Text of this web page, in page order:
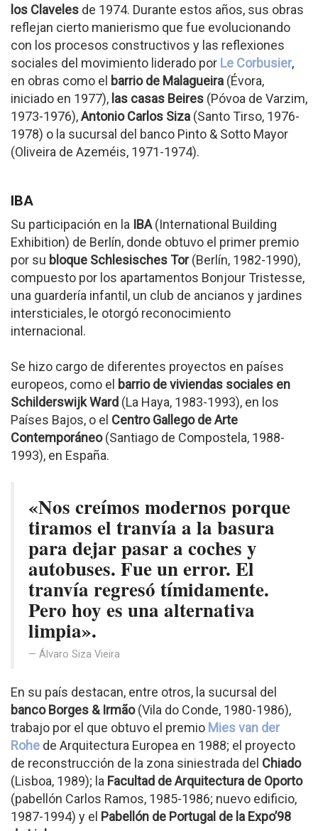
los Claveles de 1974. Durante estos años, sus obras
reflejan cierto manierismo que fue evolucionando
con los procesos constructivos y las reflexiones
sociales del movimiento liderado por Le Corbusier,
en obras como el barrio de Malagueira (Évora,
iniciado en 1977), las casas Beires (Póvoa de Varzim,
1973-1976),Antonio Carlos Siza (Santo Tirso, 1976-
1978) o la sucursal del banco Pinto & Sotto Mayor
(Oliveira de Azeméis, 1971-1974).
IBA
Su participación en la IBA(International Building
Exhibition) de Berlín, donde obtuvo el primer premio
por su bloque Schlesisches Tor(Berlín, 1982-1990),
compuesto por los apartamentos Bonjour Tristesse,
una guardería infantil, un club de ancianos y jardines
intersticiales, le otorgó reconocimiento
internacional.
Se hizo cargo de diferentes proyectos en países
europeos, como el barrio de viviendas sociales en
Schilderswijk Ward (La Haya, 1983-1993), en los
Países Bajos, o el Centro Gallego de Arte
Contemporáneo(Santiago de Compostela, 1988-
1993), en España.
«Nos creímos modernos porque
tiramos el tranvía a la basura
para dejar pasar a coches y
autobuses. Fue un error. El
tranvía regresó tímidamente.
Pero hoy es una alternativa
limpia».
Álvaro Siza Vieira
En su país destacan, entre otros, la sucursal del
banco Borges & Irmão(Vila do Conde, 1980-1986),
trabajo por el que obtuvo el premio Mies van der
Rohe de Arquitectura Europea en 1988; el proyecto
de reconstrucción de la zona siniestrada del Chiado
(Lisboa, 1989); la Facultad de Arquitectura de Oporto
(pabellón Carlos Ramos, 1985-1986; nuevo edificio,
1987-1994) y el Pabellón de Portugal de la Expo’98